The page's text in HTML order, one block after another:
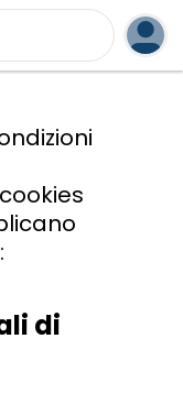
di